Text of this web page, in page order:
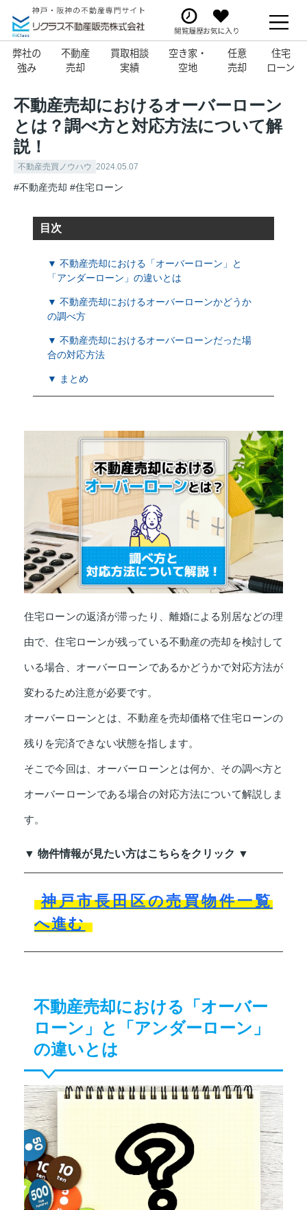
弊社の
強み
不動産
売却
買取相談
実績
空き家・
空地
任意
売却
住宅
ローン
不動産売却におけるオーバーローン
とは？調べ方と対応方法について解
説！
不動産売買ノウハウ 2024.05.07
#不動産売却 #住宅ローン
目次
▼ 不動産売却における「オーバーローン」と
「アンダーローン」の違いとは
▼ 不動産売却におけるオーバーローンかどうか
の調べ方
▼ 不動産売却におけるオーバーローンだった場
合の対応方法
▼ まとめ
住宅ローンの返済が滞ったり、離婚による別居などの理
由で、住宅ローンが残っている不動産の売却を検討して
いる場合、オーバーローンであるかどうかで対応方法が
変わるため注意が必要です。
オーバーローンとは、不動産を売却価格で住宅ローンの
残りを完済できない状態を指します。
そこで今回は、オーバーローンとは何か、その調べ方と
オーバーローンである場合の対応方法について解説しま
す。
▼ 物件情報が見たい方はこちらをクリック ▼
神戸市長田区の売買物件一覧
へ進む
不動産売却における「オーバー
ローン」と「アンダーローン」
の違いとは